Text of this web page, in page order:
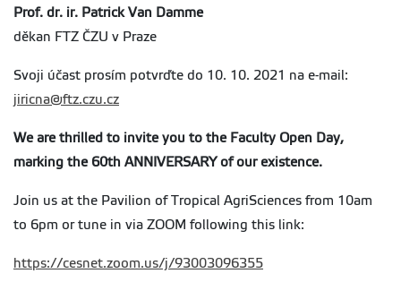
Prof. dr. ir. Patrick Van Damme
děkan FTZ ČZU v Praze
Svoji účast prosím potvrďte do 10. 10. 2021 na e-mail:
jiricna@ftz.czu.cz
We are thrilled to invite you to the Faculty Open Day,
marking the 60th ANNIVERSARY of our existence.
Join us at the Pavilion of Tropical AgriSciences from 10am
to 6pm or tune in via ZOOM following this link:
https://cesnet.zoom.us/j/93003096355